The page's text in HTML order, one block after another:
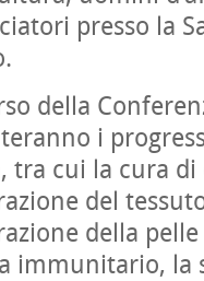
presso la
della
i
tra cui la cura
del
della
immunitario, la